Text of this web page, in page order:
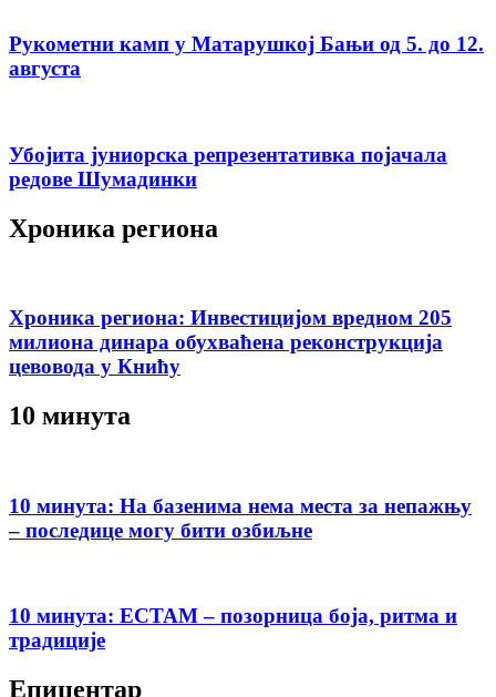
Рукометни камп у Матарушкој Бањи од 5. до 12.
августа
Убојита јуниорска репрезентативка појачала
редове Шумадинки
Хроника региона
Хроника региона: Инвестицијом вредном 205
милиона динара обухваћена реконструкција
цевовода у Книћу
10 минута
10 минута: На базенима нема места за непажњу
– последице могу бити озбиљне
10 минута: ЕСТАМ – позорница боја, ритма и
традиције
Епицентар